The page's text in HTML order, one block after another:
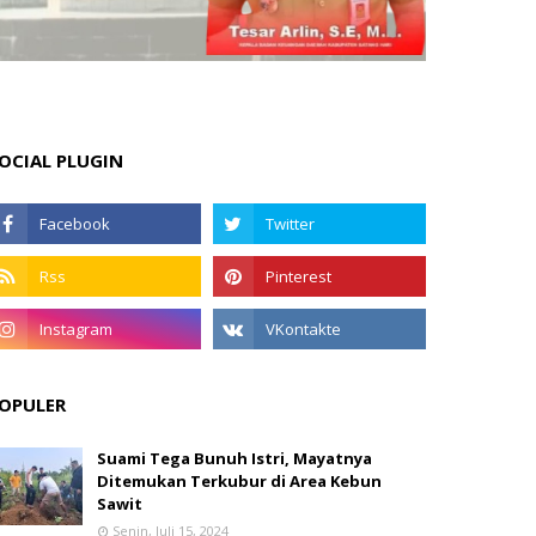
PLUGIN
Suami Tega Bunuh Istri, Mayatnya
Ditemukan Terkubur di Area Kebun
Sawit
Senin, Juli 15, 2024